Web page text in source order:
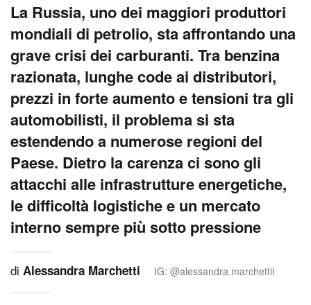
La Russia, uno dei maggiori produttori
mondiali di petrolio, sta affrontando una
grave crisi dei carburanti. Tra benzina
razionata, lunghe code ai distributori,
prezzi in forte aumento e tensioni tra gli
automobilisti, il problema si sta
estendendo a numerose regioni del
Paese. Dietro la carenza ci sono gli
attacchi alle infrastrutture energetiche,
le difficoltà logistiche e un mercato
interno sempre più sotto pressione
di Alessandra Marchetti IG: @alessandra.marchettii